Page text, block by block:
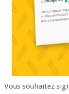
Vous souhaitez